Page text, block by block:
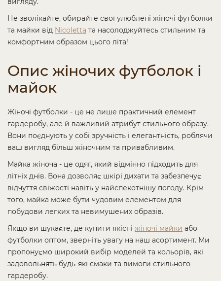
Не зволікайте, обирайте свої улюблені жіночі футболки
та майки від Nicoletta та насолоджуйтесь стильним та
комфортним образом цього літа!
Опис жіночих футболок і
майок
Жіночі футболки - це не лише практичний елемент
гардеробу, але й важливий атрибут стильного образу.
Вони поєднують у собі зручність і елегантність, роблячи
ваш вигляд більш жіночним та привабливим.
Майка жіноча - це одяг, який відмінно підходить для
літніх днів. Вона дозволяє шкірі дихати та забезпечує
відчуття свіжості навіть у найспекотнішу погоду. Крім
того, майка може бути чудовим елементом для
побудови легких та невимушених образів.
Якщо ви шукаєте, де купити якісні жіночі майки або
футболки оптом, зверніть увагу на наш асортимент. Ми
пропонуємо широкий вибір моделей та кольорів, які
задовольнять будь-які смаки та вимоги стильного
гардеробу.